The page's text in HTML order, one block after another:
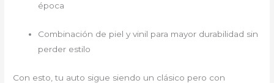
época
Combinación de piel y vinil para mayor durabilidad sin
perder estilo
Con esto, tu auto sigue siendo un clásico pero con